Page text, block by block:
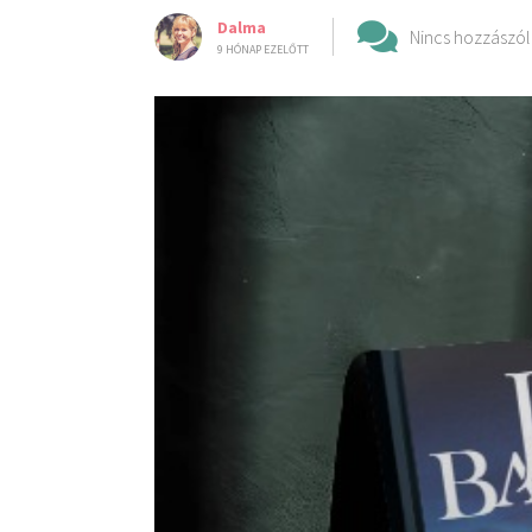
Dalma
9 HÓNAP EZELŐTT
Nincs